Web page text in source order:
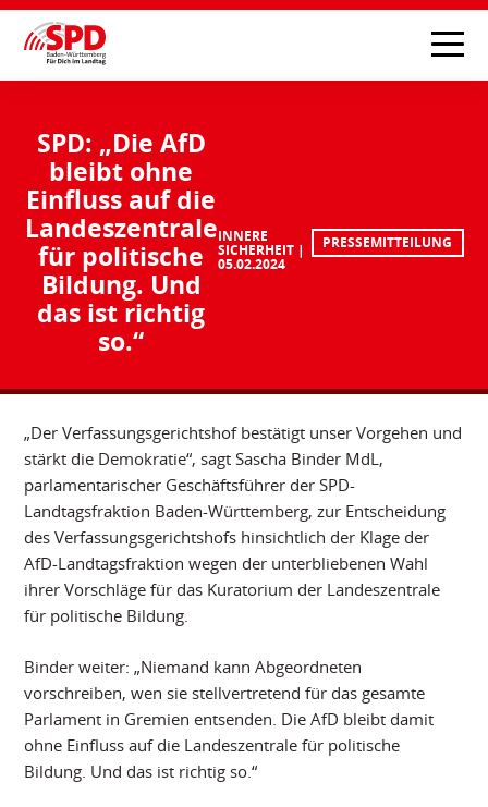
SPD: „Die AfD
bleibt ohne
Einfluss auf die
Landeszentrale
für politische
Bildung. Und
das ist richtig
so.“
INNERE
SICHERHEIT
05.02.2024
PRESSEMITTEILUNG
„Der Verfassungsgerichtshof bestätigt unser Vorgehen und
stärkt die Demokratie“, sagt Sascha Binder MdL,
parlamentarischer Geschäftsführer der SPD-
Landtagsfraktion Baden-Württemberg, zur Entscheidung
des Verfassungsgerichtshofs hinsichtlich der Klage der
AfD-Landtagsfraktion wegen der unterbliebenen Wahl
ihrer Vorschläge für das Kuratorium der Landeszentrale
für politische Bildung.
Binder weiter: „Niemand kann Abgeordneten
vorschreiben, wen sie stellvertretend für das gesamte
Parlament in Gremien entsenden. Die AfD bleibt damit
ohne Einfluss auf die Landeszentrale für politische
Bildung. Und das ist richtig so.“